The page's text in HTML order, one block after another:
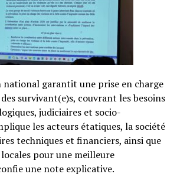
national garantit une prise en charge
survivant(e)s, couvrant les besoins
judiciaires et socio-
les acteurs étatiques, la société
techniques et financiers, ainsi que
pour une meilleure
une note explicative.